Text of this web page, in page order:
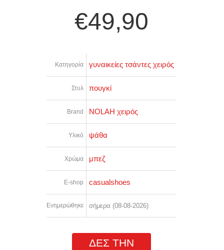
€49,90
Κατηγορία γυναικείες τσάντες χειρός
Στυλ πουγκί
Brand NOLAH χειρός
Υλικό ψάθα
Χρώμα μπεζ
E-shop casualshoes
Ενημερώθηκε σήμερα (08-08-2026)
ΔΕΣ ΤΗΝ